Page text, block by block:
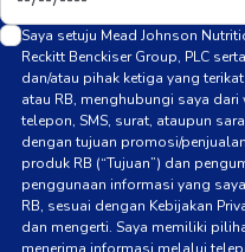
Saya setuju Mead Johnson
Reckitt Benckiser Group, PLC
dan/atau pihak ketiga yang
atau RB, menghubungi saya
telepon, SMS, surat, ataupun
dengan tujuan promosi/
produk RB (“Tujuan”) dan
penggunaan informasi yang
RB, sesuai dengan Kebijakan
dan mengerti. Saya memiliki